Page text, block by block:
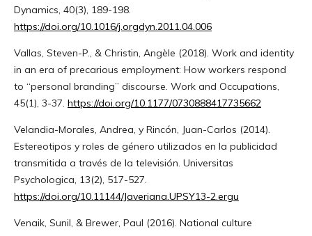
Dynamics, 40(3), 189-198.
https://doi.org/10.1016/j.orgdyn.2011.04.006
Vallas, Steven-P., & Christin, Angèle (2018). Work and identity
in an era of precarious employment: How workers respond
to “personal branding” discourse. Work and Occupations,
45(1), 3-37. https://doi.org/10.1177/0730888417735662
Velandia-Morales, Andrea, y Rincón, Juan-Carlos (2014).
Estereotipos y roles de género utilizados en la publicidad
transmitida a través de la televisión. Universitas
Psychologica, 13(2), 517-527.
https://doi.org/10.11144/Javeriana.UPSY13-2.ergu
Venaik, Sunil, & Brewer, Paul (2016). National culture